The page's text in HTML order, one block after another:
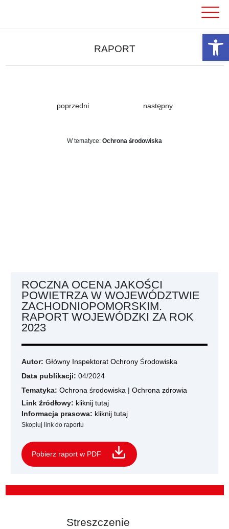
RAPORT
poprzedni następny
W tematyce: Ochrona środowiska
ROCZNA OCENA JAKOŚCI
POWIETRZA W WOJEWÓDZTWIE
ZACHODNIOPOMORSKIM.
RAPORT WOJEWÓDZKI ZA ROK
2023
Autor: Główny Inspektorat Ochrony Środowiska
Data publikacji: 04/2024
Tematyka: Ochrona środowiska | Ochrona zdrowia
Link źródłowy: kliknij tutaj
Informacja prasowa: kliknij tutaj
Skopiuj link do raportu
Pobierz raport w PDF
Streszczenie